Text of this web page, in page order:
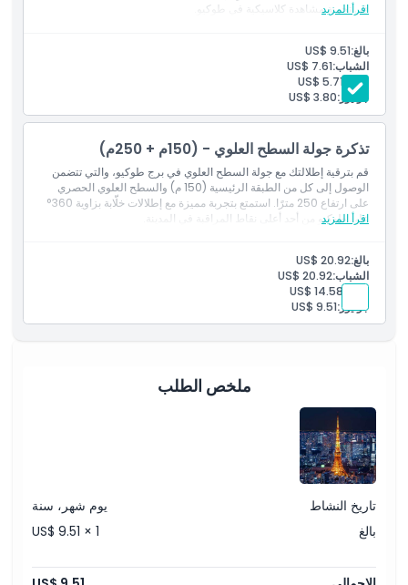
كيفية الوصول إلى هناك
سياسة الإلغاء
في تجربة مشاهدة كلاسيكية في طوكيو.
اقرأ المزيد
بالغ:US$ 9.51
الشباب:US$ 7.61
طفل: US$ 5.71
جونيور:US$ 3.80
تذكرة جولة السطح العلوي - (150م + 250م)
قم بترقية إطلالتك مع جولة السطح العلوي في برج طوكيو، والتي تتضمن
الوصول إلى كل من الطبقة الرئيسية (150 م) والسطح العلوي الحصري
على ارتفاع 250 مترًا. استمتع بتجربة مميزة مع إطلالات خلّابة بزاوية 360°
على طوكيو من أحد أعلى نقاط المراقبة في المدينة.
اقرأ المزيد
بالغ:US$ 20.92
الشباب:US$ 20.92
طفل: US$ 14.58
جونيور:US$ 9.51
ملخص الطلب
تاريخ النشاط
يوم شهر، سنة
بالغ
US$ 9.51 × 1